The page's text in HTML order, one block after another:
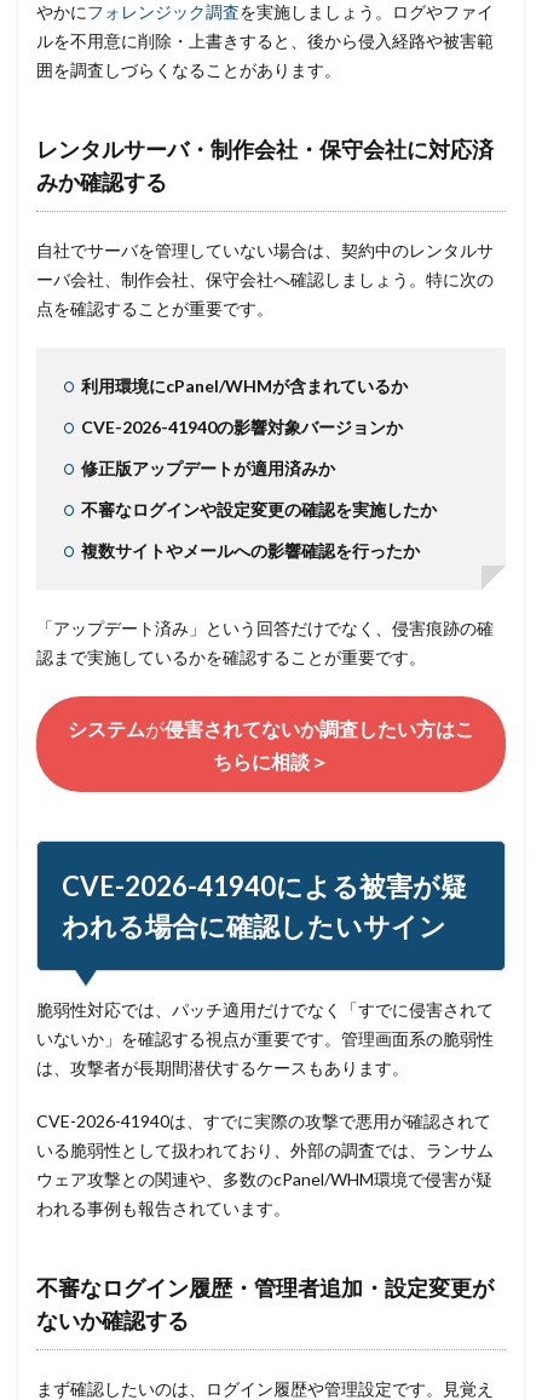
やかにフォレンジック調査を実施しましょう。ログやファイ
ルを不用意に削除・上書きすると、後から侵入経路や被害範
囲を調査しづらくなることがあります。
レンタルサーバ・制作会社・保守会社に対応済
みか確認する
自社でサーバを管理していない場合は、契約中のレンタルサ
ーバ会社、制作会社、保守会社へ確認しましょう。特に次の
点を確認することが重要です。
利用環境にcPanel/WHMが含まれているか
CVE-2026-41940の影響対象バージョンか
修正版アップデートが適用済みか
不審なログインや設定変更の確認を実施したか
複数サイトやメールへの影響確認を行ったか
「アップデート済み」という回答だけでなく、侵害痕跡の確
認まで実施しているかを確認することが重要です。
システムが侵害されてないか調査したい方はこ
ちらに相談＞
CVE-2026-41940による被害が疑
われる場合に確認したいサイン
脆弱性対応では、パッチ適用だけでなく「すでに侵害されて
いないか」を確認する視点が重要です。管理画面系の脆弱性
は、攻撃者が長期間潜伏するケースもあります。
CVE-2026-41940は、すでに実際の攻撃で悪用が確認されて
いる脆弱性として扱われており、外部の調査では、ランサム
ウェア攻撃との関連や、多数のcPanel/WHM環境で侵害が疑
われる事例も報告されています。
不審なログイン履歴・管理者追加・設定変更が
ないか確認する
まず確認したいのは、ログイン履歴や管理設定です。見覚え